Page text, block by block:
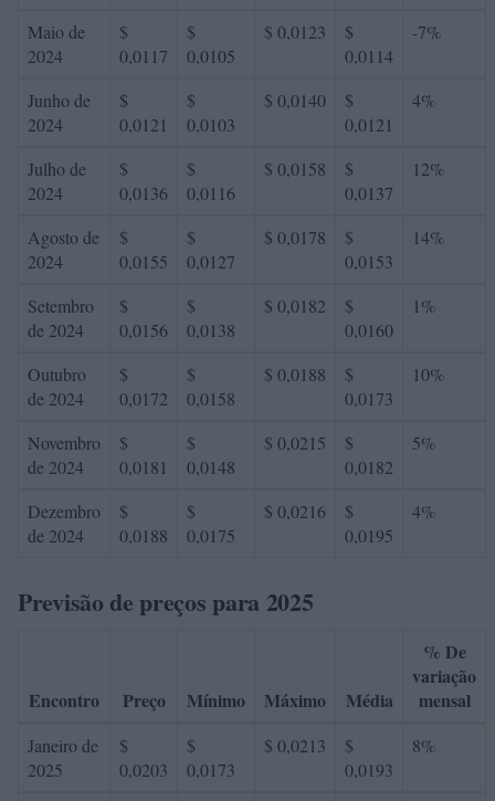
Maio de
2024
$
0,0117
$
0,0105
$ 0,0123
$
0,0114
-7%
Junho de
2024
$
0,0121
$
0,0103
$ 0,0140
$
0,0121
4%
Julho de
2024
$
0,0136
$
0,0116
$ 0,0158
$
0,0137
12%
Agosto de
2024
$
0,0155
$
0,0127
$ 0,0178
$
0,0153
14%
Setembro
de 2024
$
0,0156
$
0,0138
$ 0,0182
$
0,0160
1%
Outubro
de 2024
$
0,0172
$
0,0158
$ 0,0188
$
0,0173
10%
Novembro
de 2024
$
0,0181
$
0,0148
$ 0,0215
$
0,0182
5%
Dezembro
de 2024
$
0,0188
$
0,0175
$ 0,0216
$
0,0195
4%
Previsão de preços para 2025
Encontro Preço Mínimo Máximo Média
% De
variação
mensal
Janeiro de
2025
$
0,0203
$
0,0173
$ 0,0213
$
0,0193
8%